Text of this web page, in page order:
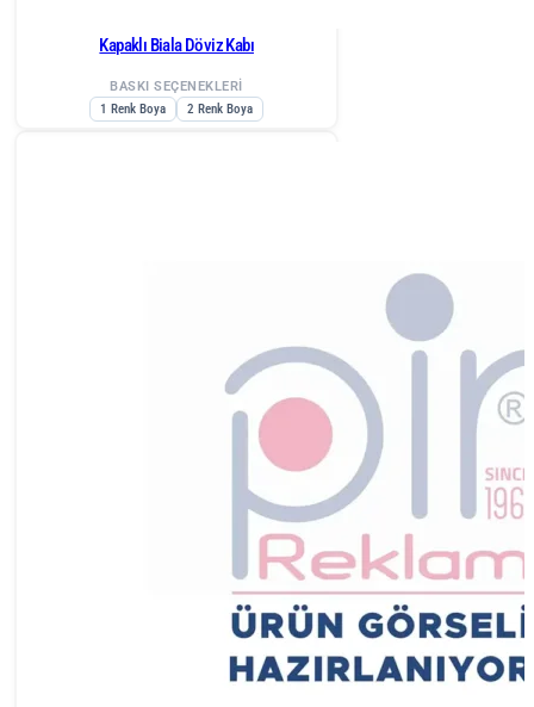
Kapaklı Biala Döviz Kabı
BASKI SEÇENEKLERİ
1 Renk Boya
2 Renk Boya